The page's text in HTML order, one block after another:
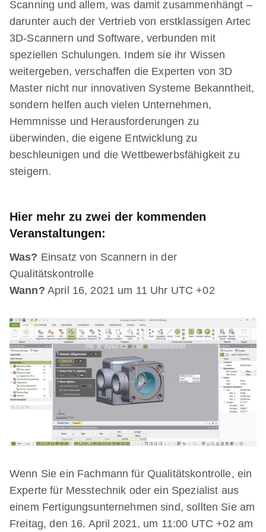
Scanning und allem, was damit zusammenhängt –
darunter auch der Vertrieb von erstklassigen Artec
3D-Scannern und Software, verbunden mit
speziellen Schulungen. Indem sie ihr Wissen
weitergeben, verschaffen die Experten von 3D
Master nicht nur innovativen Systeme Bekanntheit,
sondern helfen auch vielen Unternehmen,
Hemmnisse und Herausforderungen zu
überwinden, die eigene Entwicklung zu
beschleunigen und die Wettbewerbsfähigkeit zu
steigern.
Hier mehr zu zwei der kommenden
Veranstaltungen:
Was? Einsatz von Scannern in der
Qualitätskontrolle
Wann? April 16, 2021 um 11 Uhr UTC +02
Wenn Sie ein Fachmann für Qualitätskontrolle, ein
Experte für Messtechnik oder ein Spezialist aus
einem Fertigungsunternehmen sind, sollten Sie am
Freitag, den 16. April 2021, um 11:00 UTC +02 am